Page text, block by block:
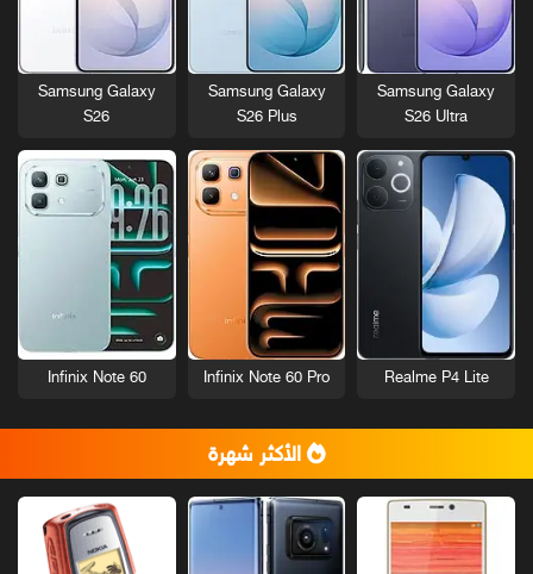
Samsung Galaxy
S26 Ultra
Samsung Galaxy
S26 Plus
Samsung Galaxy
S26
Realme P4 Lite
Infinix Note 60 Pro
Infinix Note 60
الأكثر شهرة